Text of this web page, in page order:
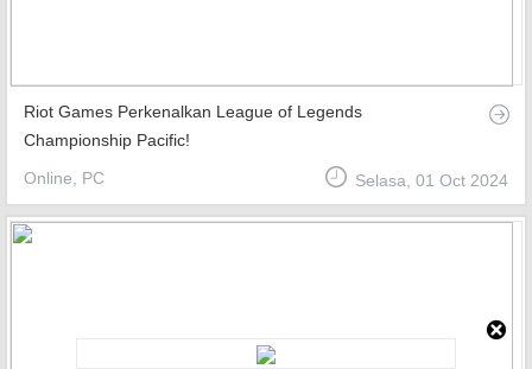
Riot Games Perkenalkan League of Legends
Championship Pacific!
Online, PC Selasa, 01 Oct 2024